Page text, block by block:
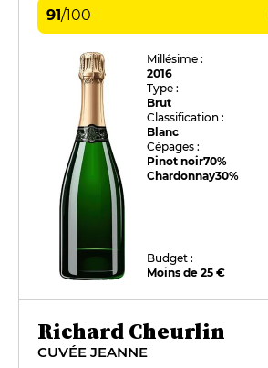
91/100
Millésime :
2016
Type :
Brut
Classification :
Blanc
Cépages :
Pinot noir70%
Chardonnay30%
Budget :
Moins de 25 €
Richard Cheurlin
CUVÉE JEANNE